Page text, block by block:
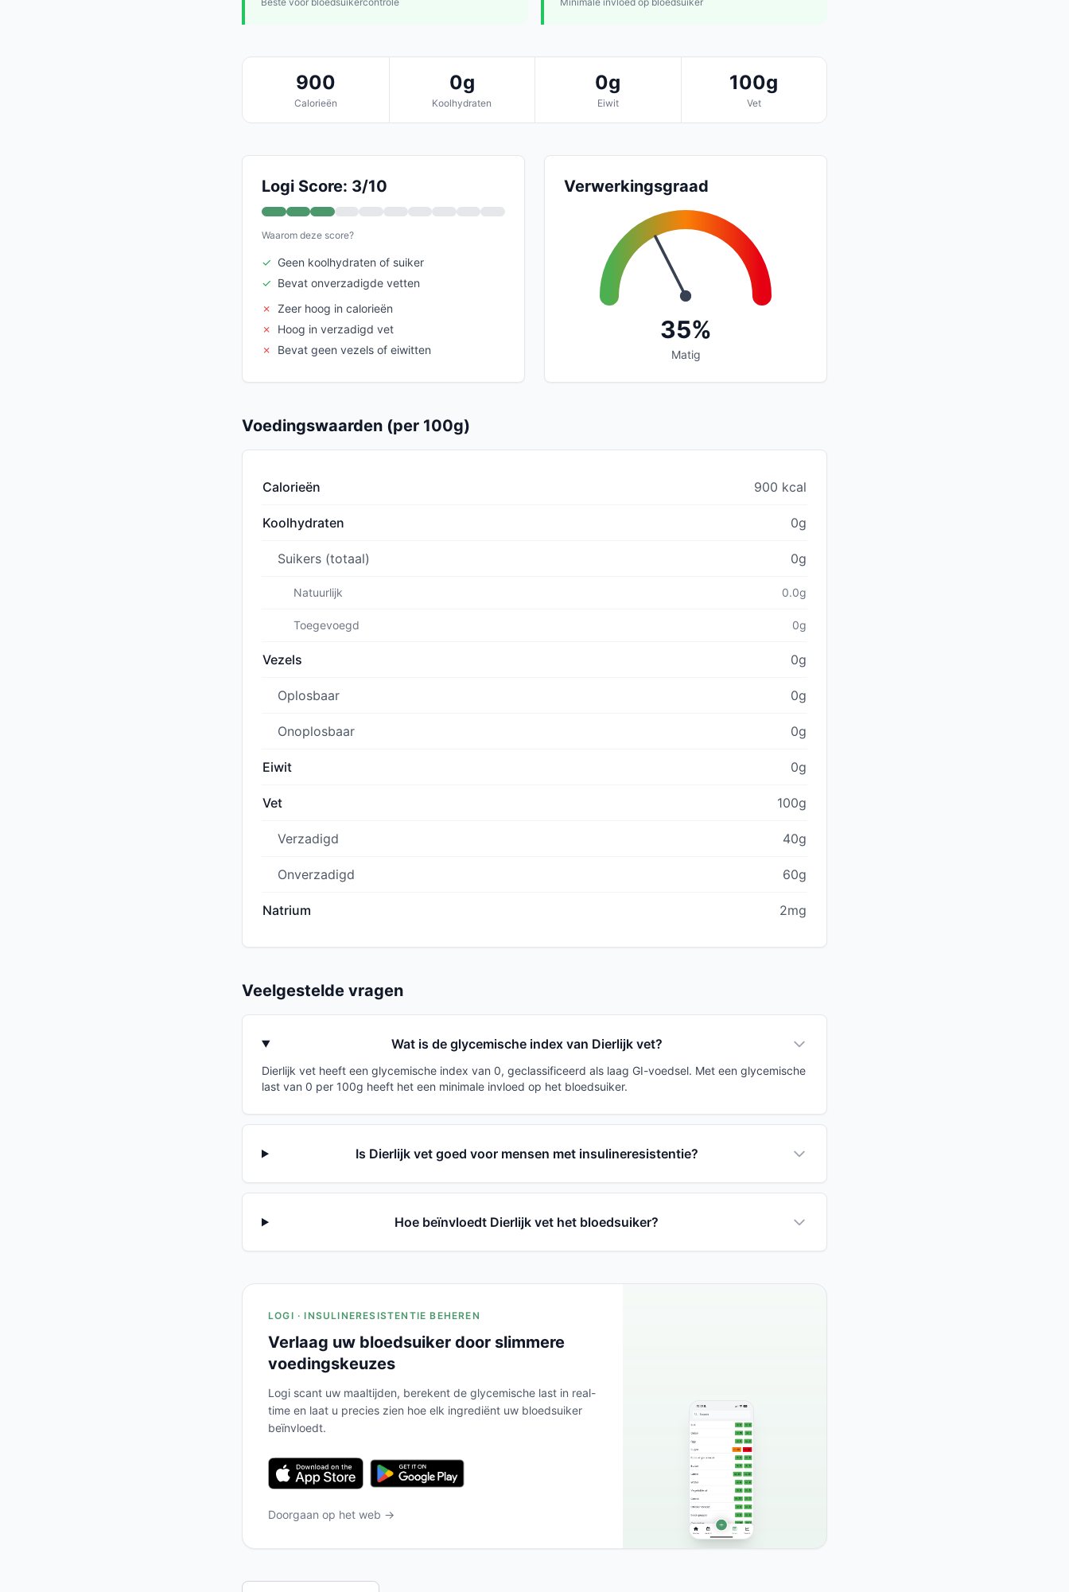
900
Calorieën
0g
Koolhydraten
0g
Eiwit
100g
Vet
Logi Score: 3/10
Waarom deze score?
✓ Geen koolhydraten of suiker
✓ Bevat onverzadigde vetten
✗ Zeer hoog in calorieën
✗
Hoog in verzadigd vet
✗
Bevat geen vezels of eiwitten
Verwerkingsgraad
35%
Matig
Voedingswaarden (per 100g)
Calorieën 900 kcal
Koolhydraten 0g
Suikers (totaal) 0g
Natuurlijk 0.0g
Toegevoegd 0g
Vezels 0g
Oplosbaar 0g
Onoplosbaar 0g
Eiwit 0g
Vet 100g
Verzadigd 40g
Onverzadigd 60g
Natrium 2mg
Veelgestelde vragen
Wat is de glycemische index van Dierlijk vet?
Dierlijk vet heeft een glycemische index van 0, geclassificeerd als laag GI-voedsel. Met een glycemische
last van 0 per 100g heeft het een minimale invloed op het bloedsuiker.
Is Dierlijk vet goed voor mensen met insulineresistentie?
Hoe beïnvloedt Dierlijk vet het bloedsuiker?
LOGI · INSULINERESISTENTIE BEHEREN
Verlaag uw bloedsuiker door slimmere
voedingskeuzes
Logi scant uw maaltijden, berekent de glycemische last in real-
time en laat u precies zien hoe elk ingrediënt uw bloedsuiker
beïnvloedt.
Doorgaan op het web →